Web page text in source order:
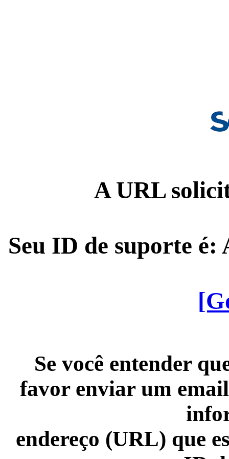
A URL
Seu ID de suporte é:
Se você entender
favor enviar um
endereço (URL) que